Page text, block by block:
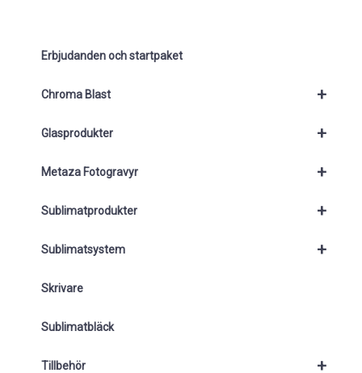
Erbjudanden och startpaket
+
Chroma Blast
+
Glasprodukter
+
Metaza Fotogravyr
+
Sublimatprodukter
+
Sublimatsystem
Skrivare
Sublimatbläck
+
Tillbehör